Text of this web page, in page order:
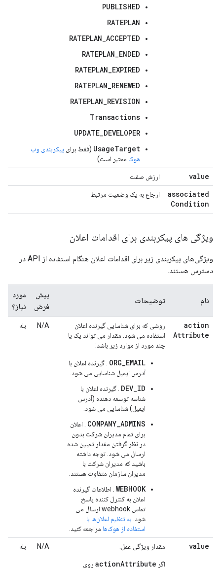
PUBLISHED
RATEPLAN
RATEPLAN_ACCEPTED
RATEPLAN_ENDED
RATEPLAN_EXPIRED
RATEPLAN_RENEWED
RATEPLAN_REVISION
Transactions
UPDATE_DEVELOPER
UsageTarget (فقط برای پیکربندی وب
هوک معتبر است)
value ارزش صفت
associated
Condition
ارجاع به یک وضعیت مرتبط
ویژگی های پیکربندی برای اقدامات اعلان
ویژگی‌های پیکربندی زیر برای اقدامات اعلان هنگام استفاده از API در
دسترس هستند.
نام توضیحات
پیش
فرض
مورد
نیاز؟
action
Attribute
روشی که برای شناسایی گیرنده اعلان
استفاده می شود. مقدار می تواند یک یا
چند مورد از موارد زیر باشد:
ORG_EMAIL . گیرنده اعلان با
آدرس ایمیل شناسایی می شود.
DEV_ID . گیرنده اعلان با
شناسه توسعه دهنده (آدرس
ایمیل) شناسایی می شود.
COMPANY_ADMINS . اعلان
برای تمام مدیران شرکت بدون
در نظر گرفتن مقدار تعیین شده
ارسال می شود. توجه داشته
باشید که مدیران شرکت با
مدیران سازمان متفاوت هستند.
WEBHOOK . اطلاعات گیرنده
اعلان به کنترل کننده پاسخ
تماس webhook ارسال می
شود. به تنظیم اعلان‌ها با
استفاده از هوک‌ها مراجعه کنید.
N/A بله
value مقدار ویژگی عمل.
اگر actionAttribute روی
N/A بله